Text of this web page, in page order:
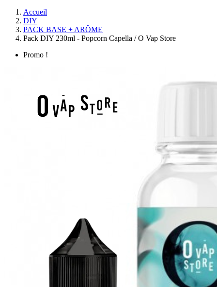
Accueil
DIY
PACK BASE + ARÔME
Pack DIY 230ml - Popcorn Capella / O Vap Store
Promo !